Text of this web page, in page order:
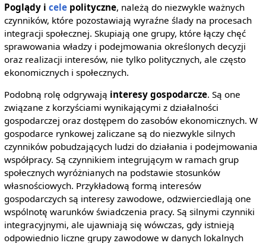
Poglądy i celepolityczne, należą do niezwykle ważnych
czynników, które pozostawiają wyraźne ślady na procesach
integracji społecznej. Skupiają one grupy, które łączy chęć
sprawowania władzy i podejmowania określonych decyzji
oraz realizacji interesów, nie tylko politycznych, ale często
ekonomicznych i społecznych.
Podobną rolę odgrywają interesy gospodarcze. Są one
związane z korzyściami wynikającymi z działalności
gospodarczej oraz dostępem do zasobów ekonomicznych. W
gospodarce rynkowej zaliczane są do niezwykle silnych
czynników pobudzających ludzi do działania i podejmowania
współpracy. Są czynnikiem integrującym w ramach grup
społecznych wyróżnianych na podstawie stosunków
własnościowych. Przykładową formą interesów
gospodarczych są interesy zawodowe, odzwierciedlają one
wspólnotę warunków świadczenia pracy. Są silnymi czynniki
integracyjnymi, ale ujawniają się wówczas, gdy istnieją
odpowiednio liczne grupy zawodowe w danych lokalnych